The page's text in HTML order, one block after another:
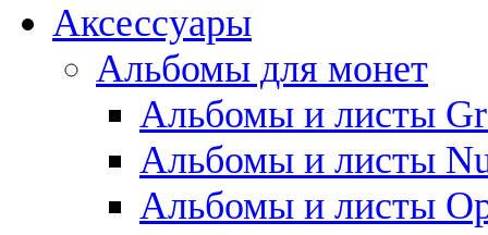
Аксессуары
Альбомы для монет
Альбомы и листы
Альбомы и листы
Альбомы и листы